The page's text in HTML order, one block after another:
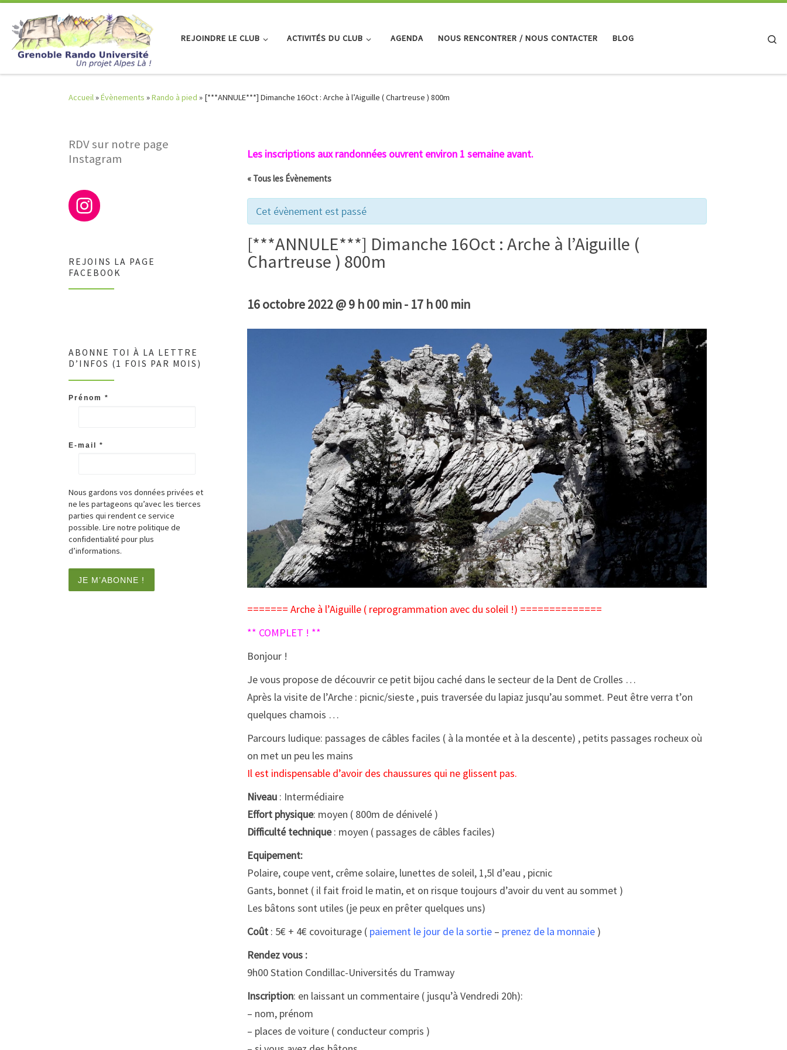
Skip to content
REJOINDRE LE CLUB ACTIVITÉS DU CLUB AGENDA NOUS RENCONTRER / NOUS CONTACTER BLOG
Accueil»Évènements »Rando à pied » [***ANNULE***] Dimanche 16Oct : Arche à l’Aiguille ( Chartreuse ) 800m
Les inscriptions aux randonnées ouvrent environ 1 semaine avant.
« Tous les Évènements
Cet évènement est passé
[***ANNULE***] Dimanche 16Oct : Arche à l’Aiguille (
Chartreuse ) 800m
16 octobre 2022 @ 9 h 00 min- 17 h 00 min
======= Arche à l’Aiguille ( reprogrammation avec du soleil !) ==============
** COMPLET ! **
Bonjour !
Je vous propose de découvrir ce petit bijou caché dans le secteur de la Dent de Crolles …
Après la visite de l’Arche : picnic/sieste , puis traversée du lapiaz jusqu’au sommet. Peut être verra t’on
quelques chamois …
Parcours ludique: passages de câbles faciles ( à la montée et à la descente) , petits passages rocheux où
on met un peu les mains
Il est indispensable d’avoir des chaussures qui ne glissent pas.
Niveau : Intermédiaire
Effort physique: moyen ( 800m de dénivelé )
Difficulté technique: moyen ( passages de câbles faciles)
Equipement:
Polaire, coupe vent, crême solaire, lunettes de soleil, 1,5l d’eau , picnic
Gants, bonnet ( il fait froid le matin, et on risque toujours d’avoir du vent au sommet )
Les bâtons sont utiles (je peux en prêter quelques uns)
Coût : 5€ + 4€ covoiturage ( paiement le jour de la sortie – prenez de la monnaie )
Rendez vous :
9h00 Station Condillac-Universités du Tramway
Inscription: en laissant un commentaire ( jusqu’à Vendredi 20h):
– nom, prénom
– places de voiture ( conducteur compris )
RDV sur notre page
Instagram
REJOINS LA PAGE
FACEBOOK
ABONNE TOI À LA LETTRE
D’INFOS (1 FOIS PAR MOIS)
Prénom *
E-mail *
Nous gardons vos données privées et
ne les partageons qu’avec les tierces
parties qui rendent ce service
possible. Lire notre politique de
confidentialité pour plus
d’informations.